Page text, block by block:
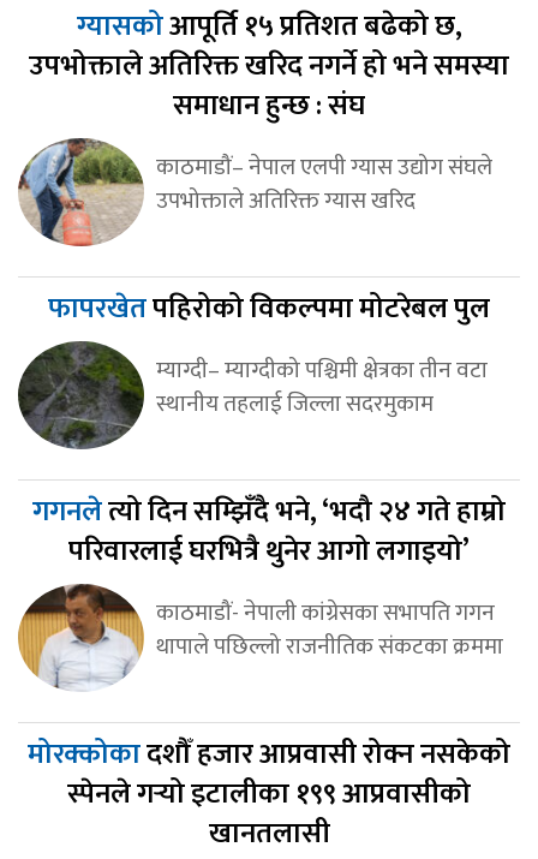
ग्यासकोआपूर्ति १५ प्रतिशत बढेको छ,
उपभोक्ताले अतिरिक्त खरिद नगर्ने हो भने समस्या
समाधान हुन्छ : संघ
काठमाडौं– नेपाल एलपी ग्यास उद्योग संघले
उपभोक्ताले अतिरिक्त ग्यास खरिद
फापरखेतपहिरोको विकल्पमा मोटरेबल पुल
म्याग्दी– म्याग्दीको पश्चिमी क्षेत्रका तीन वटा
स्थानीय तहलाई जिल्ला सदरमुकाम
गगनलेत्यो दिन सम्झिँदै भने, ‘भदौ २४ गते हाम्रो
परिवारलाई घरभित्रै थुनेर आगो लगाइयो’
काठमाडौं- नेपाली कांग्रेसका सभापति गगन
थापाले पछिल्लो राजनीतिक संकटका क्रममा
मोरक्कोकादशौँ हजार आप्रवासी रोक्न नसकेको
स्पेनले गर्‍यो इटालीका १९९ आप्रवासीको
खानतलासी